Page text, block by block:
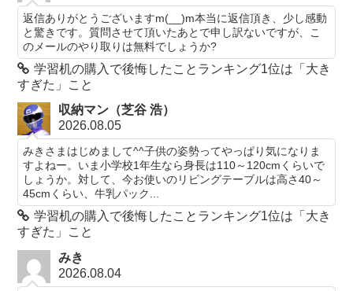
返信ありがとうございますm(__)m本当に返信頂き、少し感動
と驚きです。質問させて頂いたあとで申し訳ないですが、こ
のメールのやり取りは無料でしょうか?
学習机の購入で後悔したことランキング1位は「大き
すぎた」こと
収納マン（芝谷 浩）
2026.08.05
みきさまはじめまして^^子供の姿勢ってやっぱり気になりま
すよねー。いま小学校1年生なら身長は110～120cmくらいで
しょうか。対して、今お使いのリビングテーブルは高さ40～
45cmくらい、牛乳パック...
学習机の購入で後悔したことランキング1位は「大き
すぎた」こと
みき
2026.08.04